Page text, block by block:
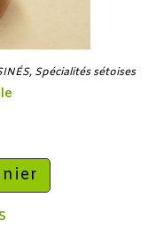
, Spécialités sétoises